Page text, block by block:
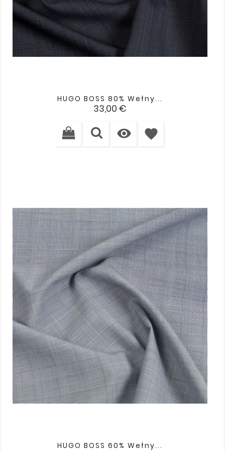
HUGO BOSS 80% Wełny...
Cena
33,00 €
 favorite
HUGO BOSS 60% Wełny...